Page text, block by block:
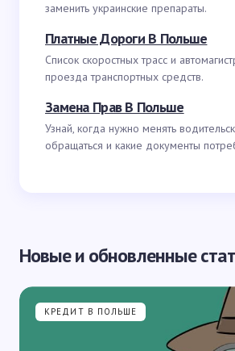
заменить украинские препараты.
Платные Дороги В Польше
Список скоростных трасс и
проезда транспортных средств.
Замена Прав В Польше
Узнай, когда нужно менять
обращаться и какие документы
Новые и обновленные
КРЕДИТ В ПОЛЬШЕ